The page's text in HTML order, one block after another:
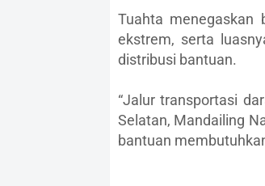
Tuahta menegaskan
ekstrem, serta
distribusi bantuan.
“Jalur transportasi
Selatan, Mandailing
bantuan